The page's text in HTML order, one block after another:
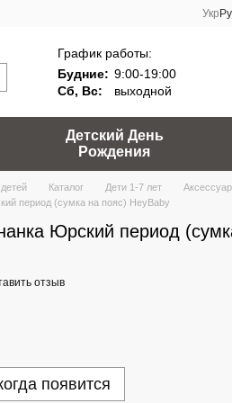
Укр
График работы:
Будние: 9:00-19:00
Сб, Вс:
выходной
Детский День
Рождения
Каталог Дети 1-7 лет
период (сумка на пояс) HeyBaby
Юрский период
отзыв
появится